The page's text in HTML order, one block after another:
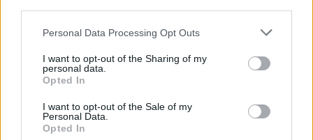
Personal Data Processing Opt Outs
I want to opt-out of the Sharing of my
personal data.
Opted In
I want to opt-out of the Sale of my
Personal Data.
Opted In
Tietosuojalauseke
Lähetä uutisvinkki
RSS-ohje
Yhteistyössä
Jocka